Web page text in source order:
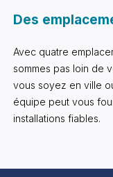
Des
Avec quatre
sommes pas loin de
vous soyez en ville
équipe peut vous
installations fiables.